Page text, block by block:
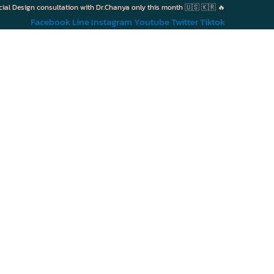
Design consultation with Dr.Chanya only this month 🇺🇸 🇰🇷 🔥
FacebookLineInstagram YoutubeTwitterTiktok